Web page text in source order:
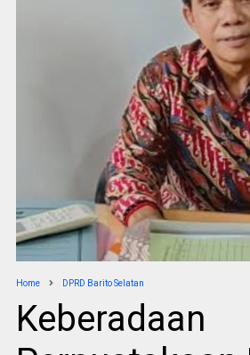
Home DPRD Barito Selatan
Keberadaan